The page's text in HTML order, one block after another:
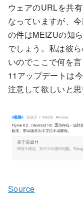
ウェアのURLを共
なっていますが、
の件はMEIZUの知
でしょう。私は彼
いのでここで何を
11アップデートは
注意して欲しいと思
Source